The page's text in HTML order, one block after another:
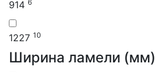
914 6
1227 10
Ширина ламели (мм)